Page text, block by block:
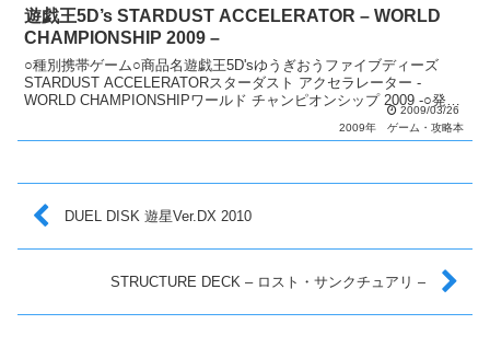
遊戯王5D’s STARDUST ACCELERATOR – WORLD
CHAMPIONSHIP 2009 –
○種別携帯ゲーム○商品名遊戯王5D'sゆうぎおうファイブディーズ
STARDUST ACCELERATORスターダスト アクセラレーター -
WORLD CHAMPIONSHIPワールド チャンピオンシップ 2009 -○発売
2009/03/26
2009年
ゲーム・攻略本
DUEL DISK 遊星Ver.DX 2010
STRUCTURE DECK – ロスト・サンクチュアリ –